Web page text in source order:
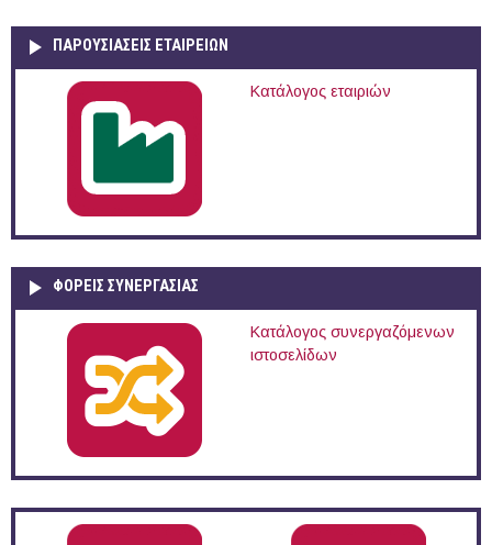
ΠΑΡΟΥΣΙΆΣΕΙΣ ΕΤΑΙΡΕΙΏΝ
Κατάλογος εταιριών
ΦΟΡΕΙΣ ΣΥΝΕΡΓΑΣΙΑΣ
Κατάλογος συνεργαζόμενων
ιστοσελίδων